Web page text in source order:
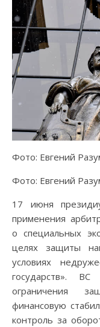
Фото: Евгений
Фото: Евгений
17 июня
применения
о специальных
целях защиты
условиях
государств».
ограничения
финансовую
контроль за